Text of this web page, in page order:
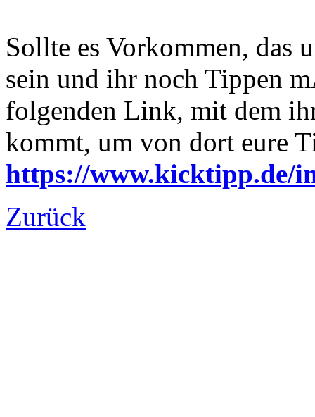
Sollte es Vorkommen, das
sein und ihr noch Tippen
folgenden Link, mit dem
kommt, um von dort eure
https://www.kicktipp.de/
Zurück